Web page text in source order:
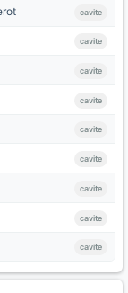
cavite
cavite
cavite
cavite
cavite
cavite
cavite
cavite
cavite